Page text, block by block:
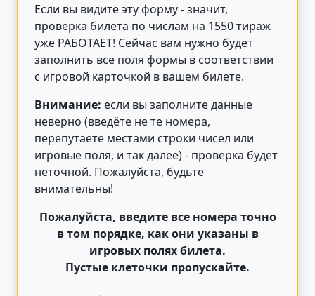
Если вы видите эту форму - значит,
проверка билета по числам на 1550 тираж
уже РАБОТАЕТ! Сейчас вам нужно будет
заполнить все поля формы в соответствии
с игровой карточкой в вашем билете.
Внимание: если вы заполните данные
неверно (введёте не те номера,
перепутаете местами строки чисел или
игровые поля, и так далее) - проверка будет
неточной. Пожалуйста, будьте
внимательны!
Пожалуйста, введите все номера точно
в том порядке, как они указаны в
игровых полях билета.
Пустые клеточки пропускайте.